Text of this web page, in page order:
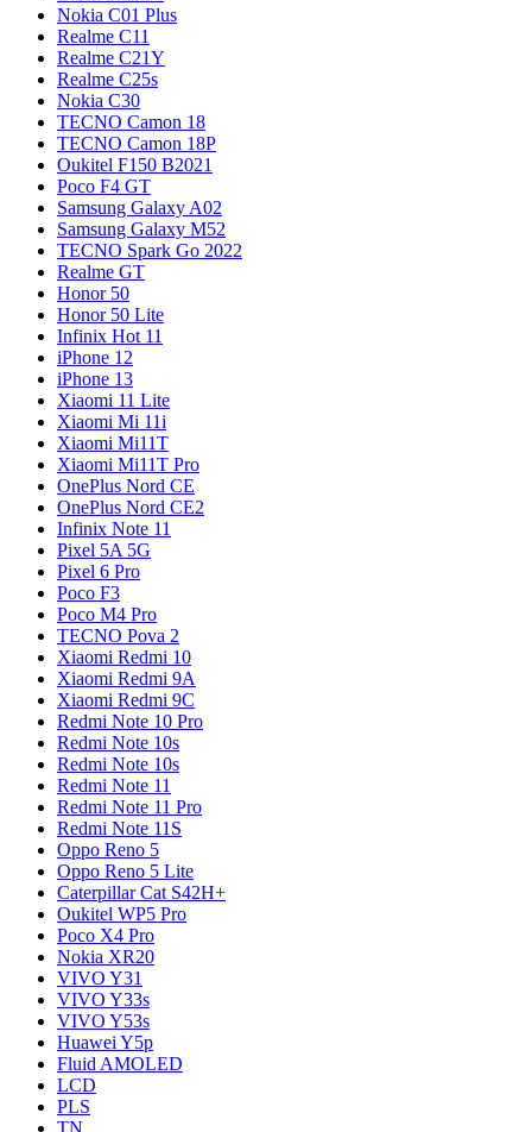
Nokia C01 Plus
Realme C11
Realme C21Y
Realme C25s
Nokia C30
TECNO Camon 18
TECNO Camon 18P
Oukitel F150 B2021
Poco F4 GT
Samsung Galaxy A02
Samsung Galaxy M52
TECNO Spark Go 2022
Realme GT
Honor 50
Honor 50 Lite
Infinix Hot 11
iPhone 12
iPhone 13
Xiaomi 11 Lite
Xiaomi Mi 11i
Xiaomi Mi11T
Xiaomi Mi11T Pro
OnePlus Nord CE
OnePlus Nord CE2
Infinix Note 11
Pixel 5A 5G
Pixel 6 Pro
Poco F3
Poco M4 Pro
TECNO Pova 2
Xiaomi Redmi 10
Xiaomi Redmi 9A
Xiaomi Redmi 9C
Redmi Note 10 Pro
Redmi Note 10s
Redmi Note 10s
Redmi Note 11
Redmi Note 11 Pro
Redmi Note 11S
Oppo Reno 5
Oppo Reno 5 Lite
Caterpillar Cat S42H+
Oukitel WP5 Pro
Poco X4 Pro
Nokia XR20
VIVO Y31
VIVO Y33s
VIVO Y53s
Huawei Y5p
Fluid AMOLED
LCD
PLS
TN